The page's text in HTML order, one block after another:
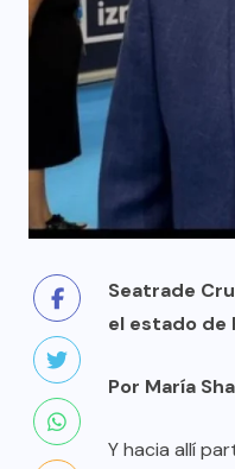
Seatrade
el estado de
Por María
Y hacia allí